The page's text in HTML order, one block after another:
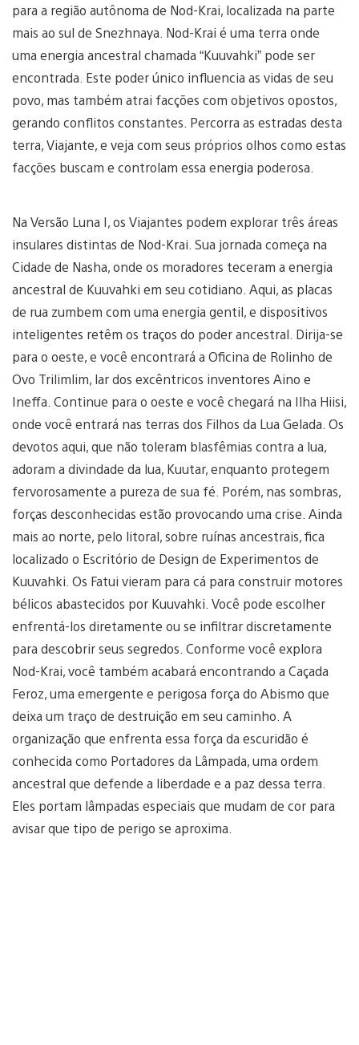
para a região autônoma de Nod-Krai, localizada na parte
mais ao sul de Snezhnaya. Nod-Krai é uma terra onde
uma energia ancestral chamada “Kuuvahki” pode ser
encontrada. Este poder único influencia as vidas de seu
povo, mas também atrai facções com objetivos opostos,
gerando conflitos constantes. Percorra as estradas desta
terra, Viajante, e veja com seus próprios olhos como estas
facções buscam e controlam essa energia poderosa.
Na Versão Luna I, os Viajantes podem explorar três áreas
insulares distintas de Nod-Krai. Sua jornada começa na
Cidade de Nasha, onde os moradores teceram a energia
ancestral de Kuuvahki em seu cotidiano. Aqui, as placas
de rua zumbem com uma energia gentil, e dispositivos
inteligentes retêm os traços do poder ancestral. Dirija-se
para o oeste, e você encontrará a Oficina de Rolinho de
Ovo Trilimlim, lar dos excêntricos inventores Aino e
Ineffa. Continue para o oeste e você chegará na Ilha Hiisi,
onde você entrará nas terras dos Filhos da Lua Gelada. Os
devotos aqui, que não toleram blasfêmias contra a lua,
adoram a divindade da lua, Kuutar, enquanto protegem
fervorosamente a pureza de sua fé. Porém, nas sombras,
forças desconhecidas estão provocando uma crise. Ainda
mais ao norte, pelo litoral, sobre ruínas ancestrais, fica
localizado o Escritório de Design de Experimentos de
Kuuvahki. Os Fatui vieram para cá para construir motores
bélicos abastecidos por Kuuvahki. Você pode escolher
enfrentá-los diretamente ou se infiltrar discretamente
para descobrir seus segredos. Conforme você explora
Nod-Krai, você também acabará encontrando a Caçada
Feroz, uma emergente e perigosa força do Abismo que
deixa um traço de destruição em seu caminho. A
organização que enfrenta essa força da escuridão é
conhecida como Portadores da Lâmpada, uma ordem
ancestral que defende a liberdade e a paz dessa terra.
Eles portam lâmpadas especiais que mudam de cor para
avisar que tipo de perigo se aproxima.